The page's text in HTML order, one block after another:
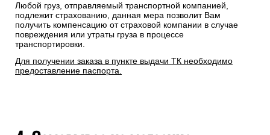
Любой груз, отправляемый транспортной компанией,
подлежит страхованию, данная мера позволит Вам
получить компенсацию от страховой компании в случае
повреждения или утраты груза в процессе
транспортировки.
Для получении заказа в пункте выдачи ТК необходимо
предоставление паспорта.